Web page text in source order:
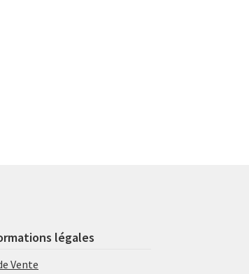
légales
Vente